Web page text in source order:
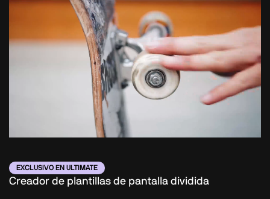
EXCLUSIVO EN ULTIMATE
Creador de plantillas de pantalla dividida